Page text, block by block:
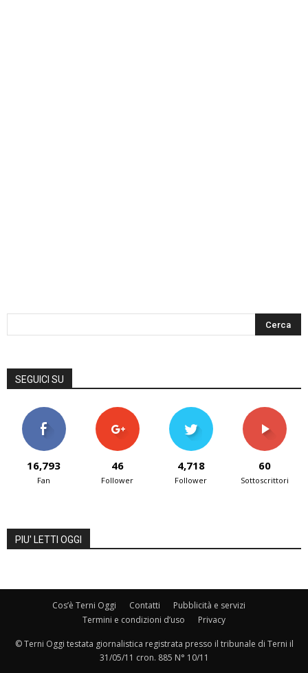
SEGUICI SU
16,793
Fan
46
Follower
4,718
Follower
60
Sottoscrittori
PIU' LETTI OGGI
Cos’è Terni Oggi Contatti
Pubblicità e servizi
Termini e condizioni d’uso
Privacy
© Terni Oggi testata giornalistica registrata presso il tribunale di Terni il
31/05/11 cron. 885 N° 10/11